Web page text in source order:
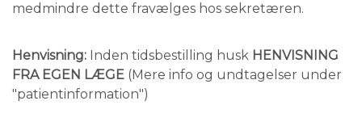
medmindre dette fravælges hos sekretæren.
Henvisning: Inden tidsbestilling husk HENVISNING
FRA EGEN LÆGE (Mere info og undtagelser under
"patientinformation")